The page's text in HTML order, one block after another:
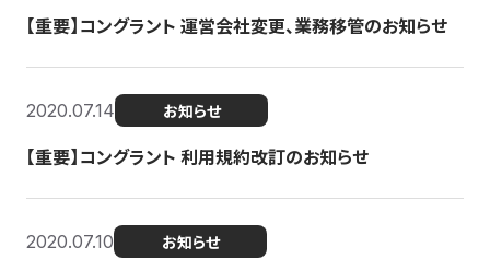
【重要】コングラント 運営会社変更、業務移管のお知らせ
2020.07.14 お知らせ
【重要】コングラント 利用規約改訂のお知らせ
2020.07.10 お知らせ